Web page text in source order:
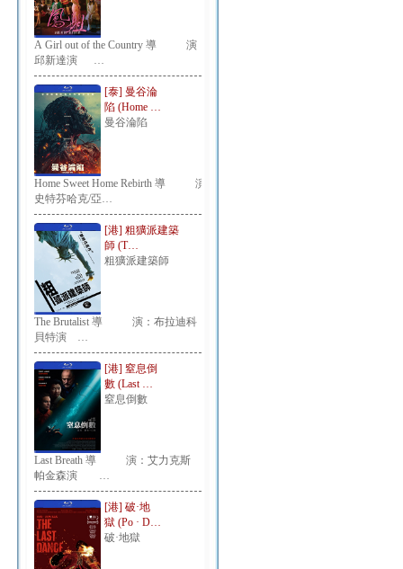
A Girl out of the Country 導 演：
邱新達演 …
[泰] 曼谷淪
陷 (Home …
曼谷淪陷
Home Sweet Home Rebirth 導 演：
史特芬哈克/亞…
[港] 粗獷派建築
師 (T…
粗獷派建築師
The Brutalist 導 演：布拉迪科
貝特演 …
[港] 窒息倒
數 (Last …
窒息倒數
Last Breath 導 演：艾力克斯
帕金森演 …
[港] 破·地
獄 (Po · D…
破·地獄